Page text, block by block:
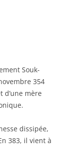
Souk-
354
d’une mère
dissipée,
383, il vient à